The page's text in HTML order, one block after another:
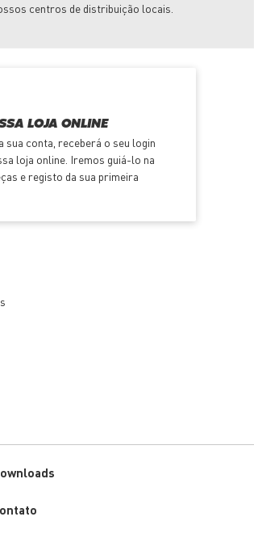
centros de distribuição locais.
LOJA ONLINE
sua conta, receberá o seu login
loja online. Iremos guiá-lo na
e registo da sua primeira